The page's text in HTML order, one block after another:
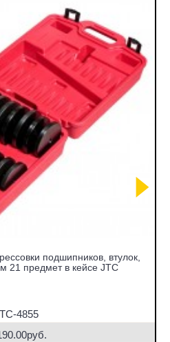
подшипников, втулок,
21 предмет в кейсе JTC
4855